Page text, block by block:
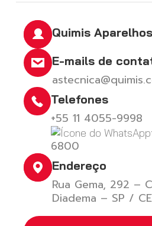
Quimis
E-mails de
Telefones
+55 11 4055-9998
6800
Endereço
Rua Gema, 292 –
Diadema – SP /